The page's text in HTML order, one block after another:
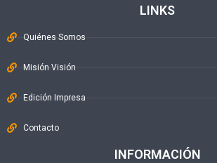
LINKS
Quiénes Somos
Misión Visión
Edición Impresa
Contacto
INFORMACIÓN